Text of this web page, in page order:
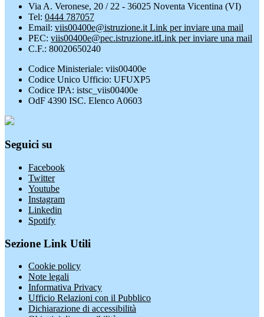
Via A. Veronese, 20 / 22 - 36025 Noventa Vicentina (VI)
Tel: 0444 787057
Email: viis00400e@istruzione.it Link per inviare una mail
PEC: viis00400e@pec.istruzione.itLink per inviare una mail
C.F.: 80020650240
Codice Ministeriale: viis00400e
Codice Unico Ufficio: UFUXP5
Codice IPA: istsc_viis00400e
OdF 4390 ISC. Elenco A0603
Seguici su
Facebook
Twitter
Youtube
Instagram
Linkedin
Spotify
Sezione Link Utili
Cookie policy
Note legali
Informativa Privacy
Ufficio Relazioni con il Pubblico
Dichiarazione di accessibilità